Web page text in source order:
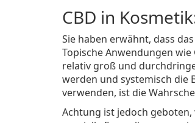
CBD in
Sie haben erwähnt, dass
Topische Anwendungen
relativ groß und
werden und systemisch die
verwenden, ist die
Achtung ist jedoch